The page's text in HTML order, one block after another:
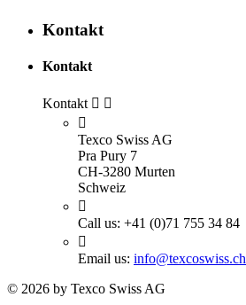
Kontakt
Kontakt
Kontakt  

Texco Swiss AG
Pra Pury 7
CH-3280 Murten
Schweiz

Call us: +41 (0)71 755 34 84

Email us: info@texcoswiss.ch
© 2026 by Texco Swiss AG